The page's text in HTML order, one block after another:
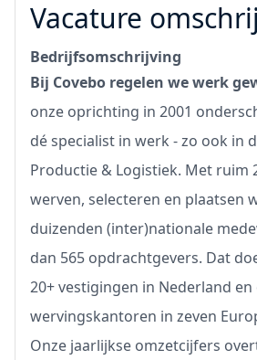
Vacature
Bedrijfsomschrijving
Bij Covebo regelen we werk
onze oprichting in 2001
dé specialist in werk - zo ook in
Productie & Logistiek. Met ruim
werven, selecteren en plaatsen
duizenden (inter)nationale
dan 565 opdrachtgevers. Dat
20+ vestigingen in Nederland en
wervingskantoren in zeven
Onze jaarlijkse omzetcijfers